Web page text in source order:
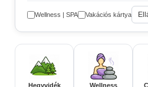
Wellness | SPA Vakációs kártya
Hegyvidék Wellness